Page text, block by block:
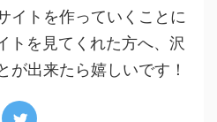
イトを作っていくことに
トを見てくれた方へ、沢
が出来たら嬉しいです！